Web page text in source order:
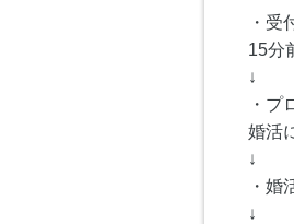
・受
15分
↓
・プ
婚活
↓
・婚
↓